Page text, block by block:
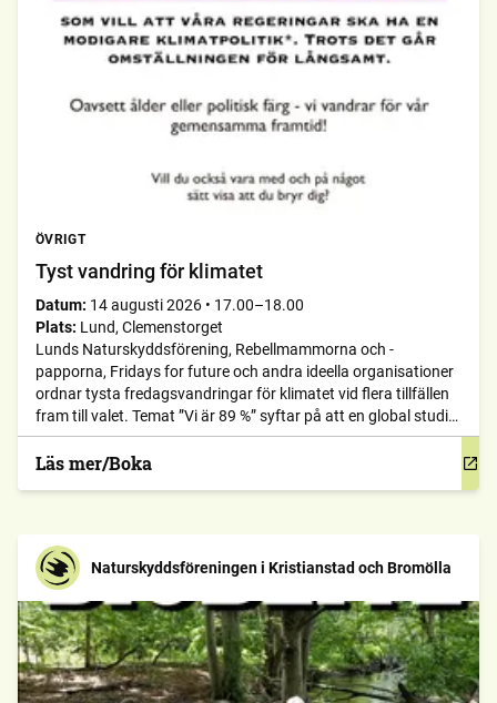
ÖVRIGT
Tyst vandring för klimatet
Datum: 14 augusti 2026 • 17.00–18.00
Plats: Lund, Clemenstorget
Lunds Naturskyddsförening, Rebellmammorna och -
papporna, Fridays for future och andra ideella organisationer
ordnar tysta fredagsvandringar för klimatet vid flera tillfällen
fram till valet. Temat ”Vi är 89 %” syftar på att en global studie
från 2024 visar att 89 % av världens befolkning vill att deras
regeringar gör mer för att bekämpa klimatförändringarna.
Läs mer/Boka
Naturskyddsföreningen i Kristianstad och Bromölla